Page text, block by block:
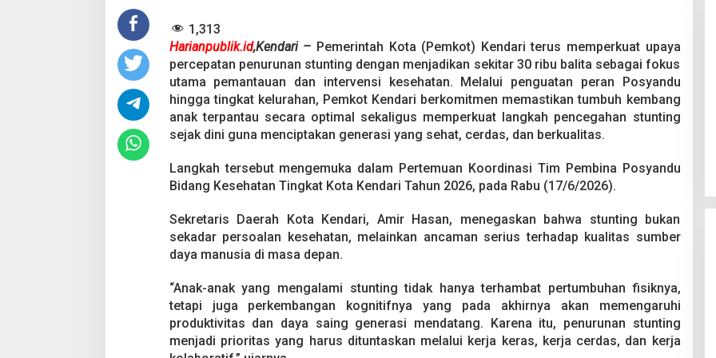
d
u
P
e
m
k
o
e
n
a
i
F
k
u
s
A
w
1,313
Harianpublik.id,Kendari – Pemerintah Kota (Pemkot) Kendari terus memperkuat upaya
percepatan penurunan stunting dengan menjadikan sekitar 30 ribu balita sebagai fokus
utama pemantauan dan intervensi kesehatan. Melalui penguatan peran Posyandu
hingga tingkat kelurahan, Pemkot Kendari berkomitmen memastikan tumbuh kembang
anak terpantau secara optimal sekaligus memperkuat langkah pencegahan stunting
sejak dini guna menciptakan generasi yang sehat, cerdas, dan berkualitas.
Langkah tersebut mengemuka dalam Pertemuan Koordinasi Tim Pembina Posyandu
Bidang Kesehatan Tingkat Kota Kendari Tahun 2026, pada Rabu (17/6/2026).
Sekretaris Daerah Kota Kendari, Amir Hasan, menegaskan bahwa stunting bukan
sekadar persoalan kesehatan, melainkan ancaman serius terhadap kualitas sumber
daya manusia di masa depan.
“Anak-anak yang mengalami stunting tidak hanya terhambat pertumbuhan fisiknya,
tetapi juga perkembangan kognitifnya yang pada akhirnya akan memengaruhi
produktivitas dan daya saing generasi mendatang. Karena itu, penurunan stunting
menjadi prioritas yang harus dituntaskan melalui kerja keras, kerja cerdas, dan kerja
Pesta Pernikahan Berakhir
Mencekam, Mahasiswa Ditikam
Miras
Bongkar Mafia BBM Subsidi,
Ditreskrimsus Polda Sultra Sita
Tersangka